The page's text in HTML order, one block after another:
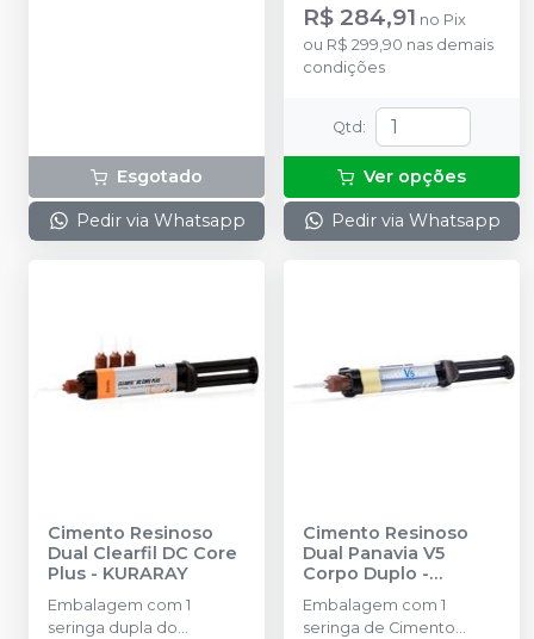
1ml + 1 espátula para
mistura + 1 bloco para
espatulação
Esgotado
Pedir via Whatsapp
R$ 284,91 no Pix
ou R$ 299,90 nas demais
condições
Qtd :
Ver opções
Pedir via Whatsapp
Cimento Resinoso
Dual Clearfil DC Core
Plus - KURARAY
Embalagem com 1
seringa dupla do
Cimento Resinoso
Dual Panavia V5
Corpo Duplo -
KURARAY
Embalagem com 1
seringa de Cimento